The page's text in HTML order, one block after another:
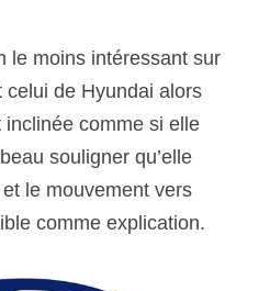
le moins intéressant sur
celui de Hyundai alors
inclinée comme si elle
souligner qu’elle
le mouvement vers
comme explication.